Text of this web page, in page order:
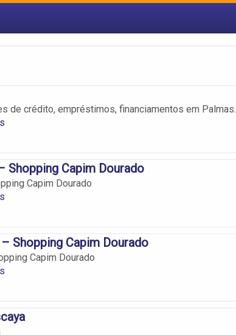
de crédito, empréstimos, financiamentos em Palmas.
Shopping Capim Dourado
Capim Dourado
Shopping Capim Dourado
Capim Dourado